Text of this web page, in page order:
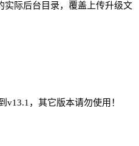
实际后台目录，覆盖上传升级文
，其它版本请勿使用！